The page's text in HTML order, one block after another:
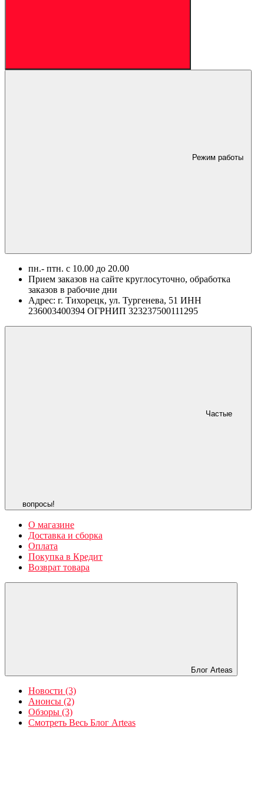
Режим работы
пн.- птн. c 10.00 до 20.00
Прием заказов на сайте круглосуточно, обработка
заказов в рабочие дни
Адрес: г. Тихорецк, ул. Тургенева, 51 ИНН
236003400394 ОГРНИП 323237500111295
Частые
вопросы!
О магазине
Доставка и сборка
Оплата
Покупка в Кредит
Возврат товара
Блог Arteas
Новости (3)
Анонсы (2)
Обзоры (3)
Смотреть Весь Блог Arteas